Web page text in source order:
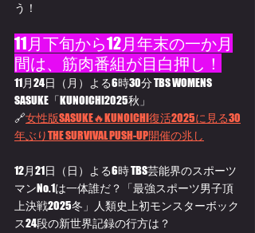
う！
11月下旬から12月年末の一か月
間は、筋肉番組が目白押し！
11月24日（月）よる6時30分 TBS WOMENS
SASUKE「KUNOICHI2025秋」
🔗女性版SASUKE🔥KUNOICHI復活2025に見る30
年ぶりTHE SURVIVAL PUSH-UP開催の兆し
12月21日（日）よる6時 TBS芸能界のスポーツ
マンNo.1は一体誰だ？「最強スポーツ男子頂
上決戦2025冬」人類史上初モンスターボック
ス24段の新世界記録の行方は？